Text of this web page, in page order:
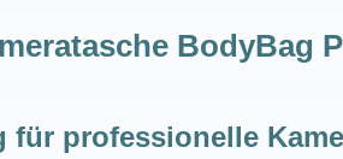
BodyBag
für professionelle